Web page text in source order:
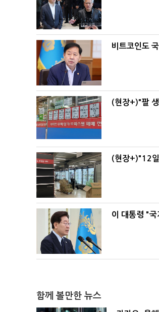
비트코인도
(현장+)"팔
(현장+)"12일
이 대통령 "
함께 볼만한 뉴스